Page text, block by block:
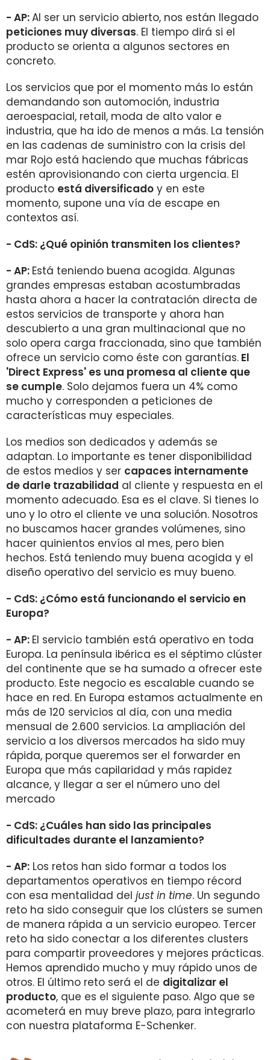
- AP:Al ser un servicio abierto, nos están llegado
peticiones muy diversas. El tiempo dirá si el
producto se orienta a algunos sectores en
concreto.
Los servicios que por el momento más lo están
demandando son automoción, industria
aeroespacial, retail, moda de alto valor e
industria, que ha ido de menos a más. La tensión
en las cadenas de suministro con la crisis del
mar Rojo está haciendo que muchas fábricas
estén aprovisionando con cierta urgencia. El
producto está diversificado y en este
momento, supone una vía de escape en
contextos así.
- CdS: ¿Qué opinión transmiten los clientes?
- AP: Está teniendo buena acogida. Algunas
grandes empresas estaban acostumbradas
hasta ahora a hacer la contratación directa de
estos servicios de transporte y ahora han
descubierto a una gran multinacional que no
solo opera carga fraccionada, sino que también
ofrece un servicio como éste con garantías. El
'Direct Express' es una promesa al cliente que
se cumple. Solo dejamos fuera un 4% como
mucho y corresponden a peticiones de
características muy especiales.
Los medios son dedicados y además se
adaptan. Lo importante es tener disponibilidad
de estos medios y ser capaces internamente
de darle trazabilidad al cliente y respuesta en el
momento adecuado. Esa es el clave. Si tienes lo
uno y lo otro el cliente ve una solución. Nosotros
no buscamos hacer grandes volúmenes, sino
hacer quinientos envíos al mes, pero bien
hechos. Está teniendo muy buena acogida y el
diseño operativo del servicio es muy bueno.
- CdS: ¿Cómo está funcionando el servicio en
Europa?
- AP: El servicio también está operativo en toda
Europa. La península ibérica es el séptimo clúster
del continente que se ha sumado a ofrecer este
producto. Este negocio es escalable cuando se
hace en red. En Europa estamos actualmente en
más de 120 servicios al día, con una media
mensual de 2.600 servicios. La ampliación del
servicio a los diversos mercados ha sido muy
rápida, porque queremos ser el forwarder en
Europa que más capilaridad y más rapidez
alcance, y llegar a ser el número uno del
mercado
- CdS: ¿Cuáles han sido las principales
dificultades durante el lanzamiento?
- AP: Los retos han sido formar a todos los
departamentos operativos en tiempo récord
con esa mentalidad del just in time. Un segundo
reto ha sido conseguir que los clústers se sumen
de manera rápida a un servicio europeo. Tercer
reto ha sido conectar a los diferentes clusters
para compartir proveedores y mejores prácticas.
Hemos aprendido mucho y muy rápido unos de
otros. El último reto será el de digitalizar el
producto, que es el siguiente paso. Algo que se
acometerá en muy breve plazo, para integrarlo
con nuestra plataforma E-Schenker.